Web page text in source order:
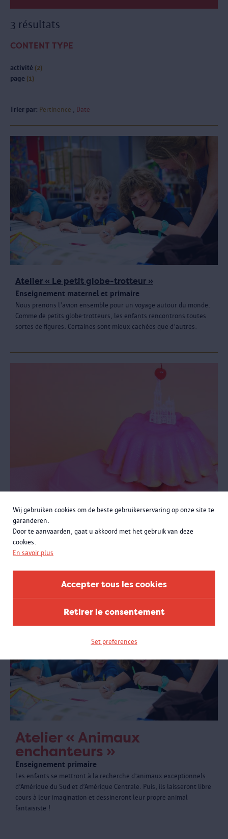
Wij gebruiken cookies om de beste gebruikerservaring op onze site te
garanderen.
Door te aanvaarden, gaat u akkoord met het gebruik van deze
cookies.
En savoir plus
Accepter tous les cookies
Retirer le consentement
Set preferences
3 résultats
CONTENT TYPE
activité (2)
page (1)
Trier par: Pertinence Date
Atelier « Le petit globe-trotteur »
Enseignement maternel et primaire
Nous prenons l'avion ensemble pour un voyage autour du monde.
Comme de petits globe-trotteurs, les enfants rencontrons toutes
sortes de figures. Certaines sont mieux cachées que d'autres.
Atelier Ville délicieuse
Enseignement primaire
Les enfants exploreront l'expo « Anvers à la carte ». Ensuite, ils
font preuve de créativité dans l'atelier et construisent une
délicieuse ville de nourriture.
Atelier « Animaux
enchanteurs »
Enseignement primaire
Les enfants se mettront à la recherche d’animaux exceptionnels
d’Amérique du Sud et d’Amérique Centrale. Puis, ils laisseront libre
cours à leur imagination et dessineront leur propre animal
fantaisiste !